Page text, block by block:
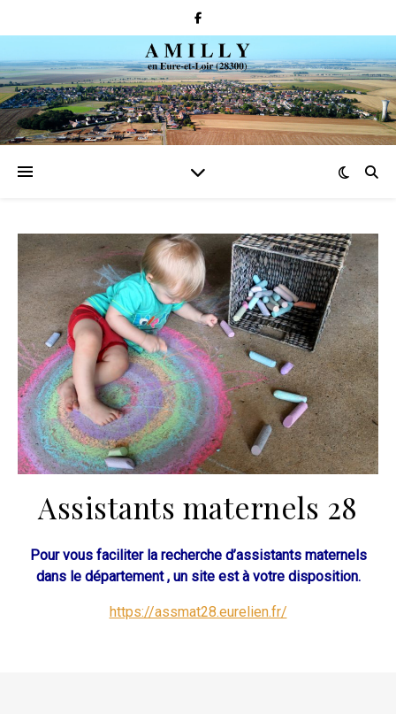
Assistants maternels 28
Pour vous faciliter la recherche d’assistants maternels
dans le département , un site est à votre disposition.
https://assmat28.eurelien.fr/